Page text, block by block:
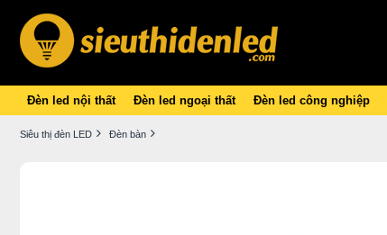
Đèn led nội thất Đèn led ngoại thất Đèn led công nghiệp
Siêu thị đèn LED Đèn bàn